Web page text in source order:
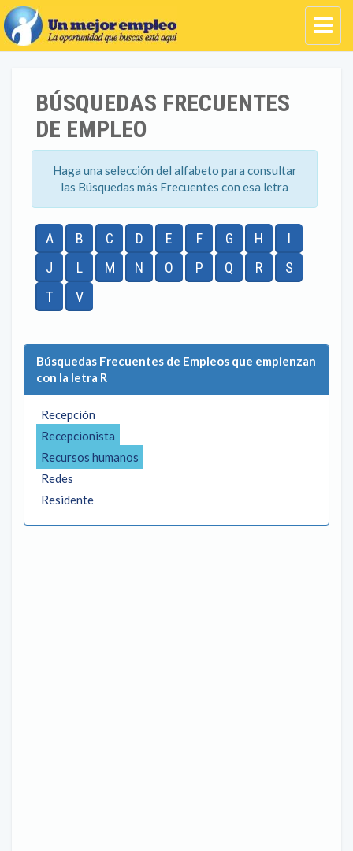
BÚSQUEDAS FRECUENTES
DE EMPLEO
Haga una selección del alfabeto para consultar
las Búsquedas más Frecuentes con esa letra
A B C D E F G H
I
J
L M N O P Q R
S
T
V
Búsquedas Frecuentes de Empleos que empienzan
con la letra R
Recepción
Recepcionista
Recursos humanos
Redes
Residente